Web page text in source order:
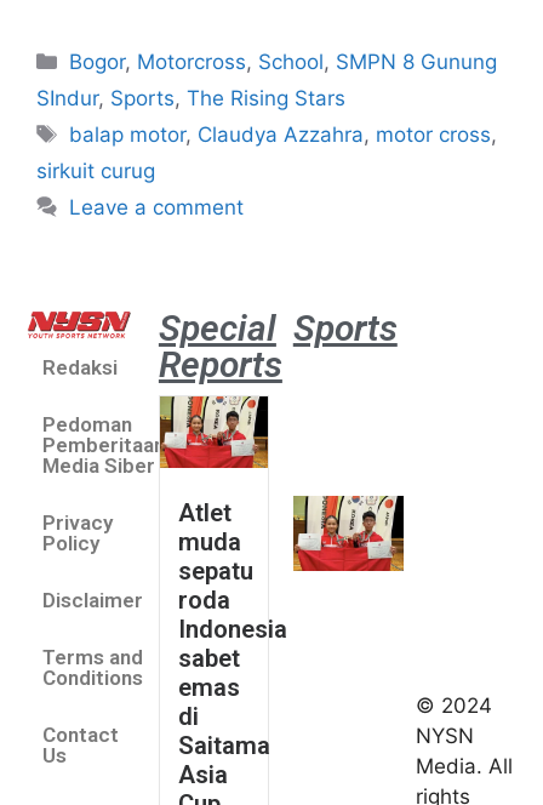
Bogor, Motorcross, School, SMPN 8 Gunung
SIndur, Sports, The Rising Stars
balap motor, Claudya Azzahra, motor cross,
sirkuit curug
Leave a comment
Redaksi
Pedoman
Pemberitaan
Media Siber
Privacy
Policy
Disclaimer
Terms and
Conditions
Contact
Us
Special
Reports
Atlet
muda
sepatu
roda
Indonesia
sabet
emas
di
Saitama
Asia
Sports
2026
Indonesia
kirim tiga
lifter
© 2024
NYSN
Media. All
rights